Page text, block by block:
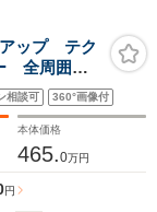
ップ テク
全周囲カ
クルーズ
ート パワ
相談可 360°画像付
本体価格
465.0万円
円